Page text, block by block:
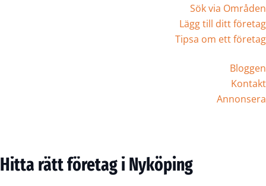
Sök via Områden
Lägg till ditt företag
Tipsa om ett företag
Bloggen
Kontakt
Annonsera
Hitta rätt företag i Nyköping